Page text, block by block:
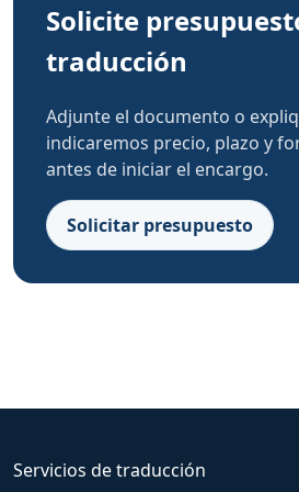
Solicite
traducción
Adjunte el documento o
indicaremos precio, plazo y
antes de iniciar el encargo.
Solicitar presupuesto
Servicios de traducción